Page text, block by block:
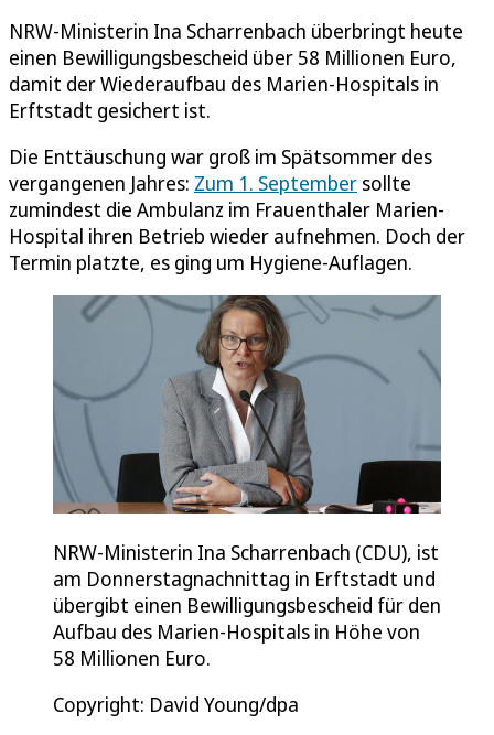
NRW-Ministerin Ina Scharrenbach überbringt heute
einen Bewilligungsbescheid über 58 Millionen Euro,
damit der Wiederaufbau des Marien-Hospitals in
Erftstadt gesichert ist.
Die Enttäuschung war groß im Spätsommer des
vergangenen Jahres: Zum 1. September sollte
zumindest die Ambulanz im Frauenthaler Marien-
Hospital ihren Betrieb wieder aufnehmen. Doch der
Termin platzte, es ging um Hygiene-Auflagen.
NRW-Ministerin Ina Scharrenbach (CDU), ist
am Donnerstagnachnittag in Erftstadt und
übergibt einen Bewilligungsbescheid für den
Aufbau des Marien-Hospitals in Höhe von
58 Millionen Euro.
Copyright: David Young/dpa